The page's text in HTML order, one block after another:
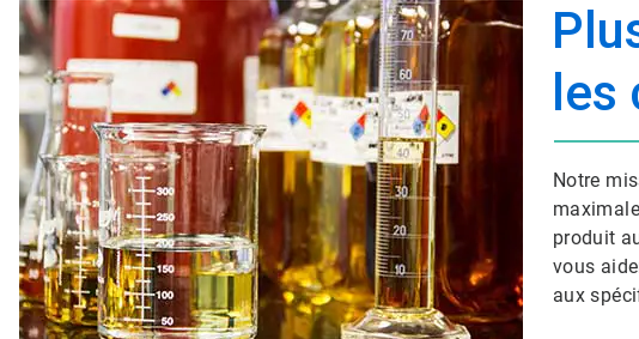
Notre
produit
vous
aux